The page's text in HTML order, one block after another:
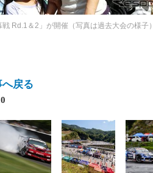
Rd.1＆2」が開催（写真は過去大会の様子）
へ戻る